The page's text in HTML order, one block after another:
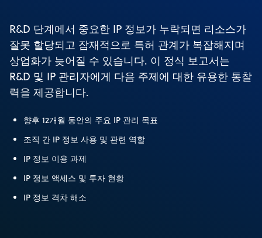
R&D 단계에서 중요한 IP 정보가 누락되면 리소스가
잘못 할당되고 잠재적으로 특허 관계가 복잡해지며
상업화가 늦어질 수 있습니다. 이 정식 보고서는
R&D 및 IP 관리자에게 다음 주제에 대한 유용한 통찰
력을 제공합니다.
향후 12개월 동안의 주요 IP 관리 목표
조직 간 IP 정보 사용 및 관련 역할
IP 정보 이용 과제
IP 정보 액세스 및 투자 현황
IP 정보 격차 해소